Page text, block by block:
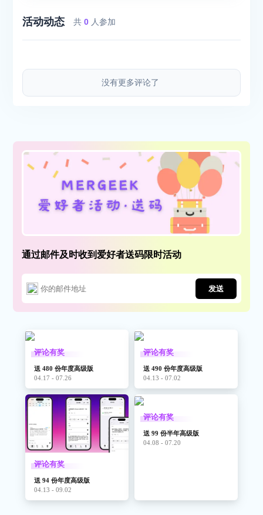
活动动态 共0 人参加
没有更多评论了
通过邮件及时收到爱好者送码限时活动
发送
评论有奖
送 480 份年度高级版
04.17 - 07.26
评论有奖
送 490 份年度高级版
04.13 - 07.02
评论有奖
送 94 份年度高级版
04.13 - 09.02
评论有奖
送 99 份半年高级版
04.08 - 07.20